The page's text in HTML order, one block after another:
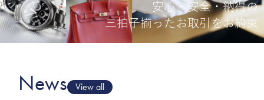
買取品目
店舗一覧
安心・安全・納得の
三拍子揃ったお取引をお約束
News View all